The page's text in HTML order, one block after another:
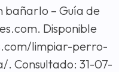
bañarlo – Guía de
Disponible
limpiar-perro-
Consultado: 31-07-